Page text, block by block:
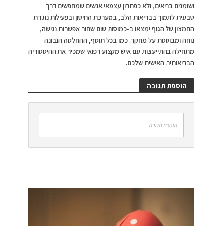
ושומנים בריאים, ולא כפתרון עצמאי.אנשים שמחפשים דרך
טבעית לתמוך בבריאות הלב, במערכת החיסון ובפעילות נוגדת
החמצון של הגוף ימצאו ב-כמוסות שום שחור אפשרות נגישה,
נוחה ומבוססת על מחקר. כמו בכל תוסף, ההחלטה הנבונה
מתחילה בהתייעצות עם איש מקצוע רפואי שמכיר את ההיסטוריה
הבריאותית האישית שלכם.
הוספת תגובה
הוספת תגובה